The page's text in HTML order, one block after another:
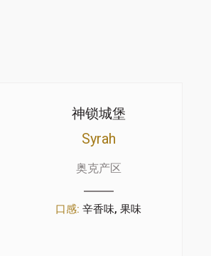
神锁城堡
Syrah
奥克产区
口感:辛香味, 果味